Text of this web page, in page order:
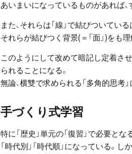
あいまいになっているものがあれば、
また、それらは「線」で結びついてい
それらが結びつく背景(＝「面」)をも
このようにして改めて暗記し定着させ
られることになる。
無論、横雙で求められる「多角的思考
手づくり式学習
特に「歴史」単元の「復習」で必要とな
「時代別」「時代順」になっている。